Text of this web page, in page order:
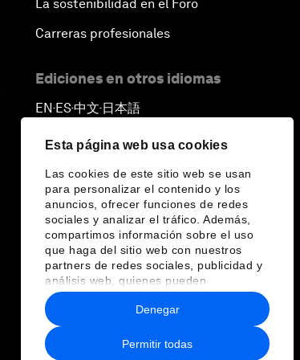
Esta página web usa cookies
Las cookies de este sitio web se usan
para personalizar el contenido y los
anuncios, ofrecer funciones de redes
sociales y analizar el tráfico. Además,
compartimos información sobre el uso
que haga del sitio web con nuestros
partners de redes sociales, publicidad y
análisis web, quienes pueden
combinarla con otra información que les
haya proporcionado o que hayan
recopilado a partir del uso que haya
hecho de sus servicios.
Permitir todas
Denegar
La sostenibilidad en el Foro
Carreras profesionales
Ediciones en otros idiomas
EN ▪ ES▪中文▪ 日本語